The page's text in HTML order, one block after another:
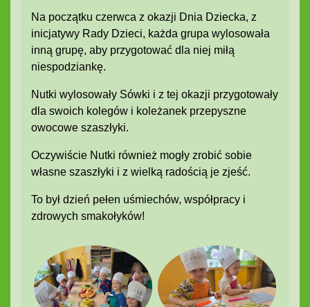
Na początku czerwca z okazji Dnia Dziecka, z
inicjatywy Rady Dzieci, każda grupa wylosowała
inną grupę, aby przygotować dla niej miłą
niespodziankę.
Nutki wylosowały Sówki i z tej okazji przygotowały
dla swoich kolegów i koleżanek przepyszne
owocowe szaszłyki.
Oczywiście Nutki również mogły zrobić sobie
własne szaszłyki i z wielką radością je zjeść.
To był dzień pełen uśmiechów, współpracy i
zdrowych smakołyków!